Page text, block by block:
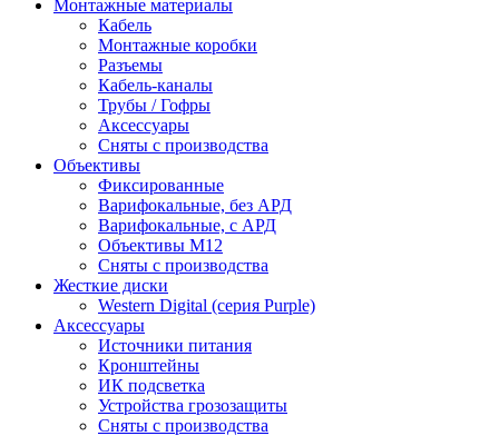
Монтажные материалы
Кабель
Монтажные коробки
Разъемы
Кабель-каналы
Трубы / Гофры
Аксессуары
Сняты с производства
Объективы
Фиксированные
Варифокальные, без АРД
Варифокальные, с АРД
Объективы M12
Сняты с производства
Жесткие диски
Western Digital (серия Purple)
Аксессуары
Источники питания
Кронштейны
ИК подсветка
Устройства грозозащиты
Сняты с производства